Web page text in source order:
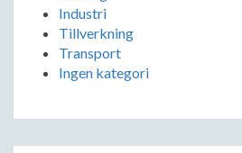
Industri
Tillverkning
Transport
Ingen kategori